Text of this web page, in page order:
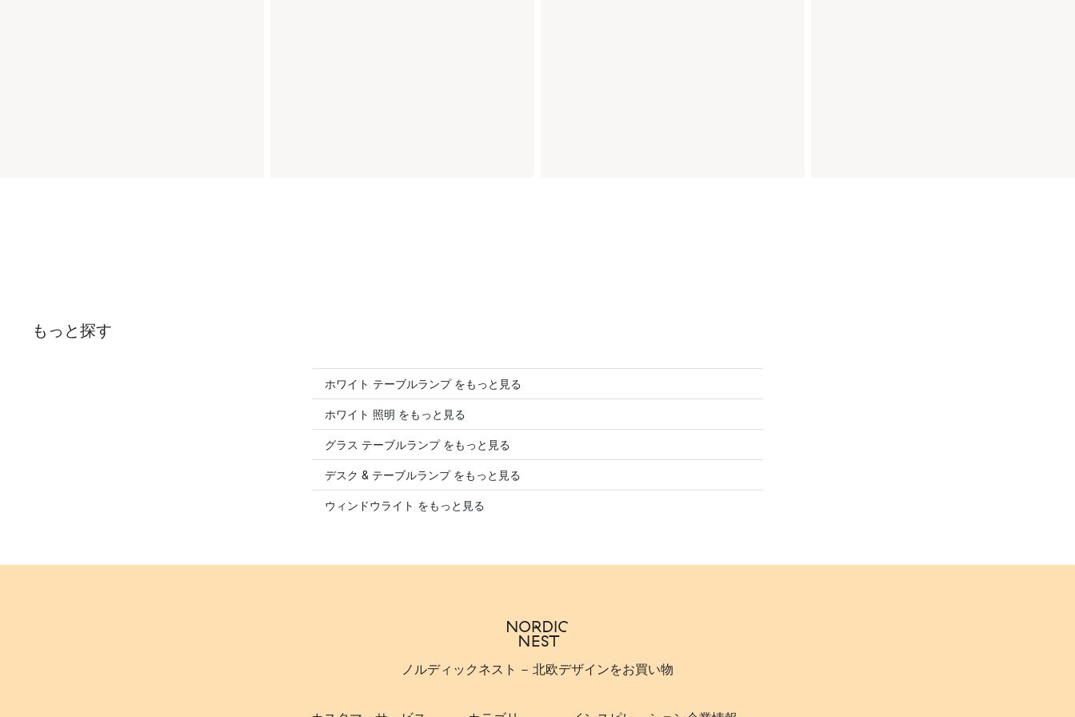
もっと探す
ホワイト テーブルランプ をもっと見る
ホワイト 照明 をもっと見る
グラス テーブルランプ をもっと見る
デスク & テーブルランプ をもっと見る
ウィンドウライト をもっと見る
ノルディックネスト - 北欧デザインをお買い物